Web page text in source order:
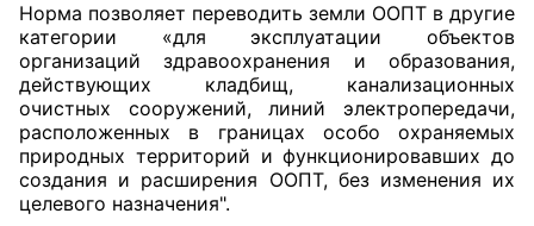
Норма позволяет переводить земли ООПТ в другие
категории «для эксплуатации объектов
организаций здравоохранения и образования,
действующих кладбищ, канализационных
очистных сооружений, линий электропередачи,
расположенных в границах особо охраняемых
природных территорий и функционировавших до
создания и расширения ООПТ, без изменения их
целевого назначения".